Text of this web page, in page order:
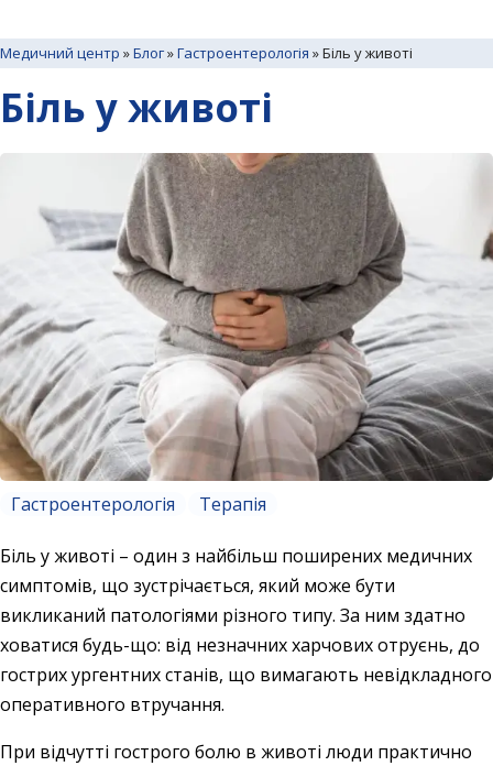
Медичний центр »Блог»Гастроентерологія »Біль у животі
Біль у животі
Гастроентерологія Терапія
Біль у животі – один з найбільш поширених медичних
симптомів, що зустрічається, який може бути
викликаний патологіями різного типу. За ним здатно
ховатися будь-що: від незначних харчових отруєнь, до
гострих ургентних станів, що вимагають невідкладного
оперативного втручання.
При відчутті гострого болю в животі люди практично